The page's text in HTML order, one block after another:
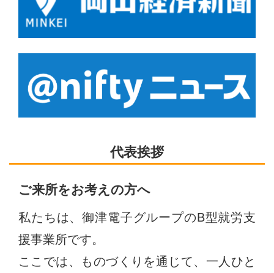
代表挨拶
ご来所をお考えの方へ
私たちは、御津電子グループのB型就労支
援事業所です。
ここでは、ものづくりを通じて、一人ひと